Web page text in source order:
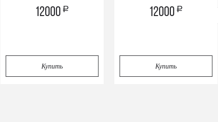
12000 a
Купить
12000 a
Купить